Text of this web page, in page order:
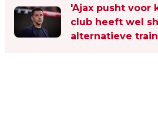
'Ajax pusht voor
club heeft wel
alternatieve